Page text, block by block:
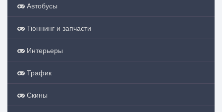
Автобусы
Тюннинг и запчасти
Интерьеры
Трафик
Скины